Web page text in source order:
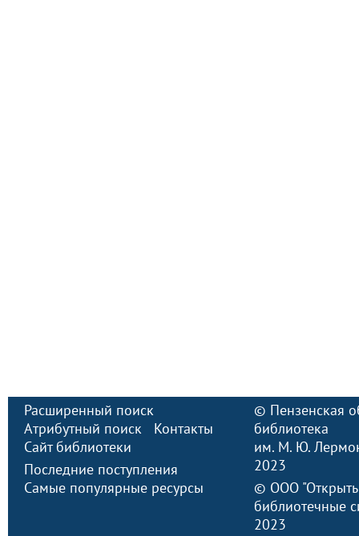
Расширенный поиск
Атрибутный поиск
Контакты
Сайт библиотеки
Последние поступления
Самые популярные ресурсы
© Пензенская
библиотека
им. М. Ю.
2023
© ООО
библиотечные
2023